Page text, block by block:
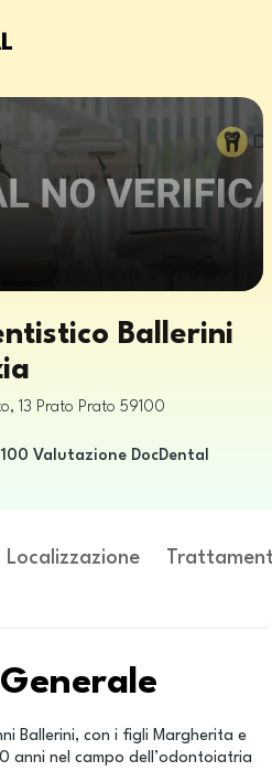
Ballerini
13 Prato Prato 59100
Valutazione DocDental
Localizzazione
Ballerini, con i figli Margherita e
anni nel campo dell’odontoiatria